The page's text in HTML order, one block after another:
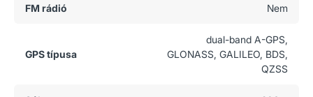
FM rádió Nem
GPS típusa
dual-band A-GPS,
GLONASS, GALILEO, BDS,
QZSS